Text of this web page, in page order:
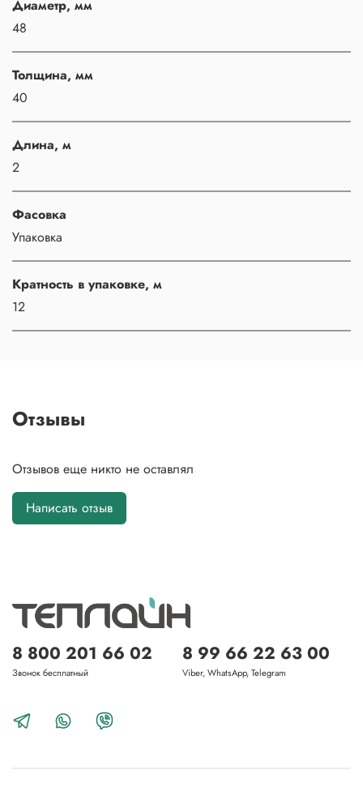
Диаметр, мм
48
Толщина, мм
40
Длина, м
2
Фасовка
Упаковка
Кратность в упаковке, м
12
Отзывы
Отзывов еще никто не оставлял
Написать отзыв
8 800 201 66 02
Звонок бесплатный
8 99 66 22 63 00
Viber, WhatsApp, Telegram